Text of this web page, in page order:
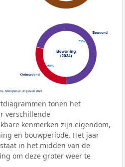
tonen het
verschillende
kenmerken zijn eigendom,
en bouwperiode. Het jaar
in het midden van de
om deze groter weer te